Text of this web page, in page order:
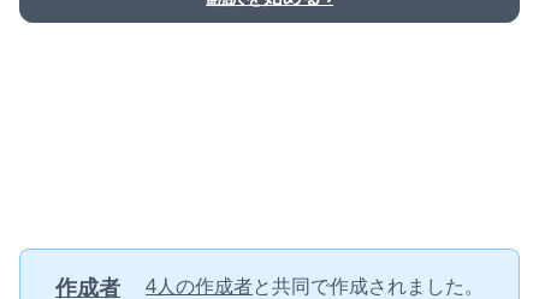
作成者 4人の作成者と共同で作成されました。